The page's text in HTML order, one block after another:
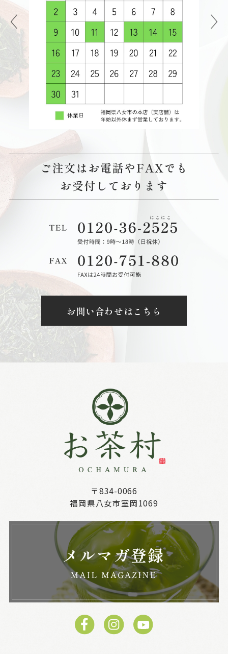
お問い合わせはこちら
〒834-0066
福岡県八女市室岡1069